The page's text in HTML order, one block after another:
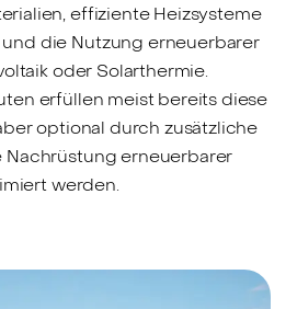
effiziente Heizsysteme
die Nutzung erneuerbarer
oder Solarthermie.
erfüllen meist bereits diese
optional durch zusätzliche
Nachrüstung erneuerbarer
werden.